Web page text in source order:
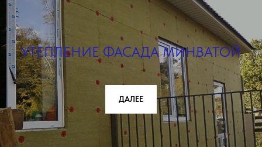
УТЕПЛЕНИЕ ФАСАДА МИНВАТОЙ
ДАЛЕЕ